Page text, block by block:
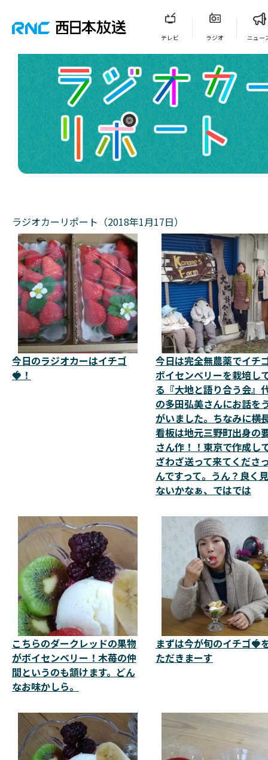
テレビ ラジオ ニュー
ラジオカーリポート（2018年1月17日）
今日のラジオカーはイチゴ
🍓！
今日は完全無農薬でイチ
ボイセンベリーを栽培し
る『大地と語り合う会』
の多田弘美さんにお話を
がいました。ちなみに横
看板は地元三野町出身の
さん作！！東京で作成し
ざわざ送って来てくださ
んですって。うん？良く
ないかなぁ、ではでは
こちらのダークレッドの果物
がボイセンベリー！木苺の仲
間というのも頷けます。どん
なお味かしら。
まずは今が旬のイチゴ🍓
ただきまーす